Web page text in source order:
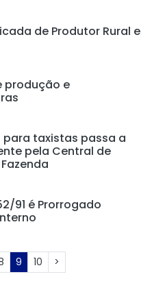
de Produtor Rural e
produção e
para taxistas passa a
pela Central de
91 é Prorrogado
9 10 >